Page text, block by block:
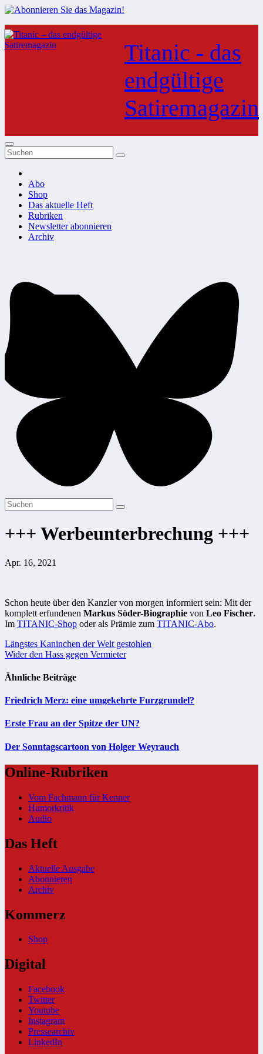
Zum
Inhalt
springen
Titanic - das
endgültige
Satiremagazin
Abo
Shop
Das aktuelle Heft
Rubriken
Newsletter abonnieren
Archiv
+++ Werbeunterbrechung +++
Apr. 16, 2021
Schon heute über den Kanzler von morgen informiert sein: Mit der
komplett erfundenen Markus Söder-Biographie von Leo Fischer.
Im TITANIC-Shop oder als Prämie zum TITANIC-Abo.
Beitragsnavigation
Längstes Kaninchen der Welt gestohlen
Wider den Hass gegen Vermieter
Ähnliche Beiträge
Friedrich Merz: eine umgekehrte Furzgrundel?
Erste Frau an der Spitze der UN?
Der Sonntagscartoon von Holger Weyrauch
Online-Rubriken
Vom Fachmann für Kenner
Humorkritik
Audio
Das Heft
Aktuelle Ausgabe
Abonnieren
Archiv
Kommerz
Shop
Digital
Facebook
Twitter
Youtube
Instagram
Pressearchiv
LinkedIn